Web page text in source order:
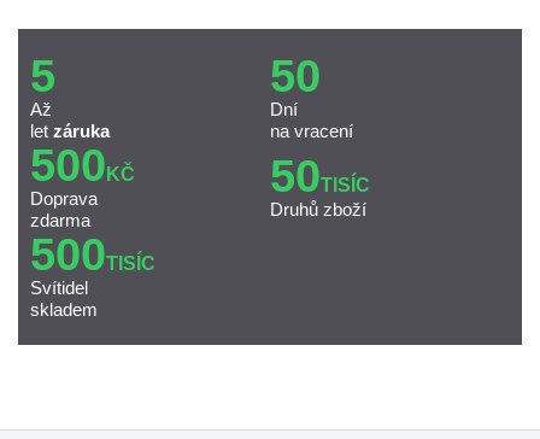
5
Až
let záruka
50
Dní
na vracení
500 KČ
Doprava
zdarma
50TISÍC
Druhů zboží
500TISÍC
Svítidel
skladem